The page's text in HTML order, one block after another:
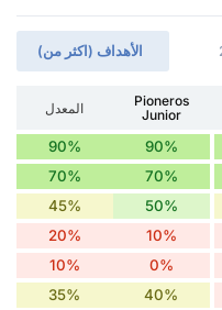
الأهداف (اكثر من)
Pioneros
Junior
المعدل
90%
90%
70%
70%
50%
45%
10%
20%
0%
10%
40%
35%